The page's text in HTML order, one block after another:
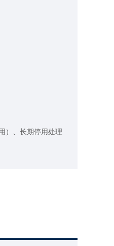
）、长期停用处理